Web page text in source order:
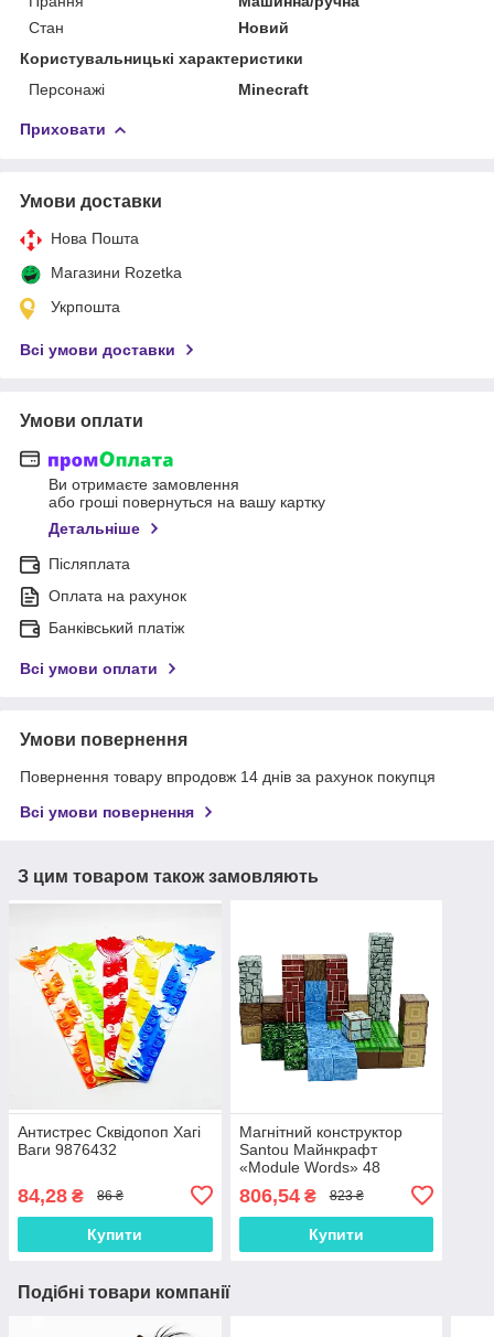
Стан
Новий
Користувальницькі характеристики
Персонажі
Minecraft
Приховати
Умови доставки
Нова Пошта
Магазини Rozetka
Укрпошта
Всі умови доставки
Умови оплати
Ви отримаєте замовлення
або гроші повернуться на вашу картку
Детальніше
Післяплата
Оплата на рахунок
Банківський платіж
Всі умови оплати
Умови повернення
Повернення товару впродовж 14 днів за рахунок покупця
Всі умови повернення
З цим товаром також замовляють
Антистрес Сквідопоп Хагі
Ваги 9876432
84,28 ₴ 86 ₴
Купити
Магнітний конструктор
Santou Майнкрафт
«Module Words» 48
806,54₴ 823 ₴
Купити
Подібні товари компанії